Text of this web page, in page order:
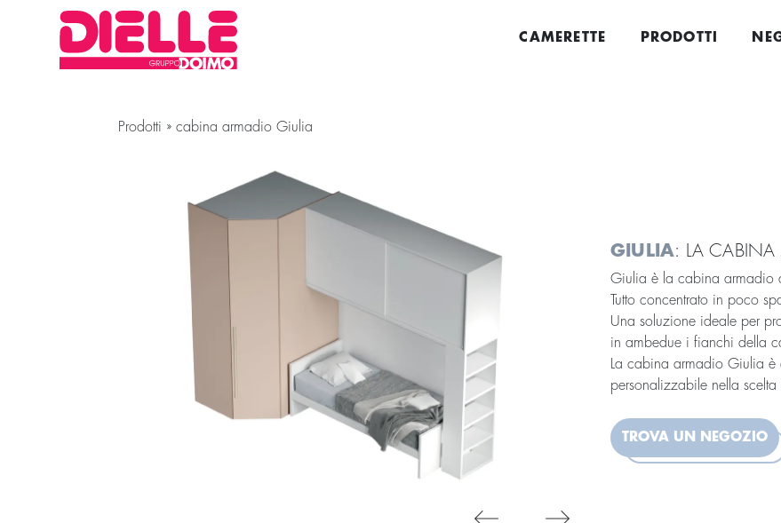
CAMERETTE PRODOTTI
Prodotti » cabina armadio Giulia
GIULIA: LA CABINA
Giulia è la cabina armadio
Tutto concentrato in poco
Una soluzione ideale per
in ambedue i fianchi della
La cabina armadio Giulia
personalizzabile nella scelta
TROVA UN NEGOZIO